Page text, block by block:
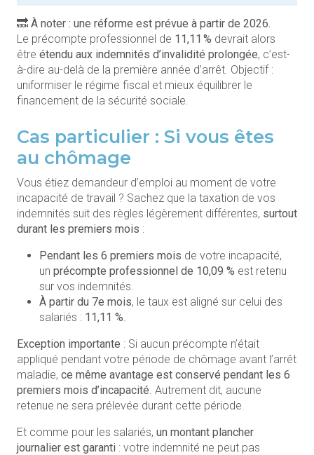
🔜 À noter : une réforme est prévue à partir de 2026.
Le précompte professionnel de 11,11 % devrait alors
être étendu aux indemnités d’invalidité prolongée, c’est-
à-dire au-delà de la première année d’arrêt. Objectif :
uniformiser le régime fiscal et mieux équilibrer le
financement de la sécurité sociale.
Cas particulier : Si vous êtes
au chômage
Vous étiez demandeur d’emploi au moment de votre
incapacité de travail ? Sachez que la taxation de vos
indemnités suit des règles légèrement différentes, surtout
durant les premiers mois :
Pendant les 6 premiers mois de votre incapacité,
un précompte professionnel de 10,09 % est retenu
sur vos indemnités.
À partir du 7e mois, le taux est aligné sur celui des
salariés : 11,11 %.
Exception importante : Si aucun précompte n’était
appliqué pendant votre période de chômage avant l’arrêt
maladie, ce même avantage est conservé pendant les 6
premiers mois d’incapacité. Autrement dit, aucune
retenue ne sera prélevée durant cette période.
Et comme pour les salariés, un montant plancher
journalier est garanti : votre indemnité ne peut pas